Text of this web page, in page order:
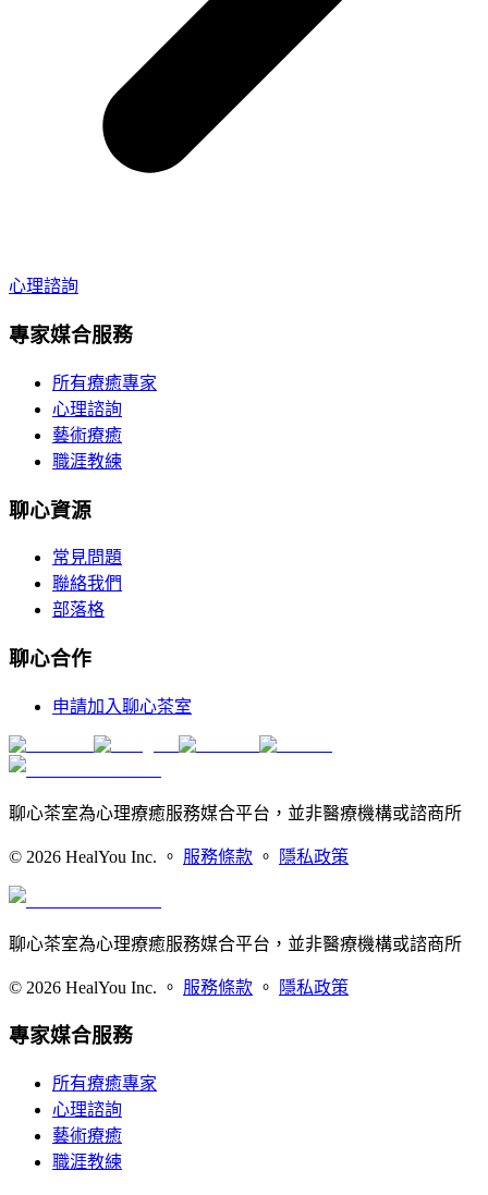
心理諮詢
專家媒合服務
所有療癒專家
心理諮詢
藝術療癒
職涯教練
聊心資源
常見問題
聯絡我們
部落格
聊心合作
申請加入聊心茶室
聊心茶室為心理療癒服務媒合平台，並非醫療機構或諮商所
© 2026 HealYou Inc. 。 服務條款 。 隱私政策
聊心茶室為心理療癒服務媒合平台，並非醫療機構或諮商所
© 2026 HealYou Inc. 。 服務條款 。 隱私政策
專家媒合服務
所有療癒專家
心理諮詢
藝術療癒
職涯教練